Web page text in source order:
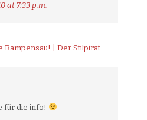
at 7:33 p.m.
Rampensau! | Der Stilpirat
für die info!